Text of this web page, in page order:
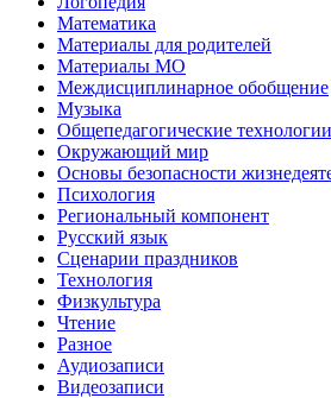
Математика
Материалы для родителей
Материалы МО
Междисциплинарное обобщение
Музыка
Общепедагогические технологии
Окружающий мир
Основы безопасности
Психология
Региональный компонент
Русский язык
Сценарии праздников
Технология
Физкультура
Чтение
Разное
Аудиозаписи
Видеозаписи